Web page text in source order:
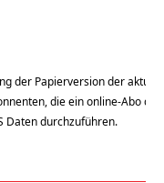
der Papierversion der
die ein online-Abo
Daten durchzuführen.